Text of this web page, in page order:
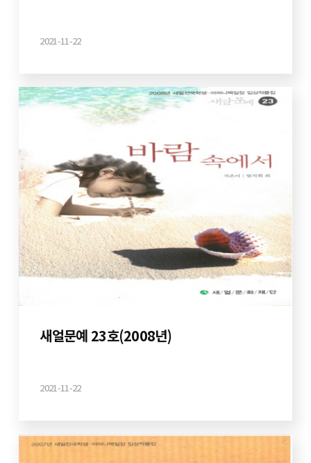
2021-11-22
새얼문예 23호(2008년)
2021-11-22